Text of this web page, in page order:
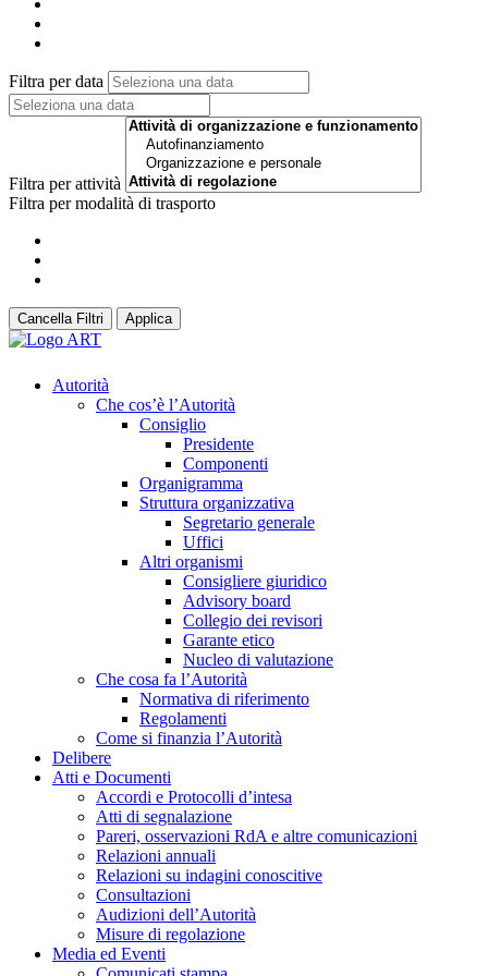
Filtra per data
Filtra per attività
Filtra per modalità di trasporto
Cancella Filtri Applica
Autorità
Che cos’è l’Autorità
Consiglio
Presidente
Componenti
Organigramma
Struttura organizzativa
Segretario generale
Uffici
Altri organismi
Consigliere giuridico
Advisory board
Collegio dei revisori
Garante etico
Nucleo di valutazione
Che cosa fa l’Autorità
Normativa di riferimento
Regolamenti
Come si finanzia l’Autorità
Delibere
Atti e Documenti
Accordi e Protocolli d’intesa
Atti di segnalazione
Pareri, osservazioni RdA e altre comunicazioni
Relazioni annuali
Relazioni su indagini conoscitive
Consultazioni
Audizioni dell’Autorità
Misure di regolazione
Media ed Eventi